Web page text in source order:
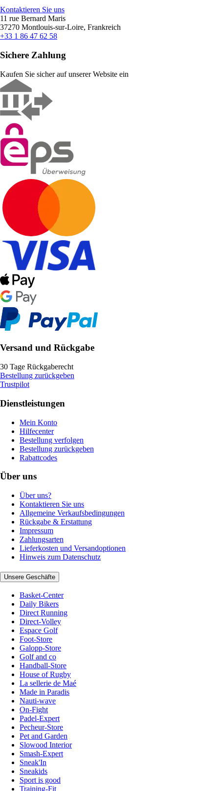
Kontaktieren Sie uns
11 rue Bernard Maris
37270 Montlouis-sur-Loire, Frankreich
+33 1 86 47 62 58
Sichere Zahlung
Kaufen Sie sicher auf unserer Website ein
Versand und Rückgabe
30 Tage Rückgaberecht
Bestellung zurückgeben
Trustpilot
Dienstleistungen
Mein Konto
Hilfecenter
Bestellung verfolgen
Bestellung zurückgeben
Rabattcodes
Über uns
Über uns?
Kontaktieren Sie uns
Allgemeine Verkaufsbedingungen
Rückgabe & Erstattung
Impressum
Zahlungsarten
Lieferkosten und Versandoptionen
Hinweis zum Datenschutz
Unsere Geschäfte
Basket-Center
Daily Bikers
Direct Running
Direct-Volley
Espace Golf
Foot-Store
Galopp-Store
Golf and co
Handball-Store
House of Rugby
La sellerie de Maé
Made in Paradis
Nauti-wave
On-Fight
Padel-Expert
Pecheur-Store
Pet and Garden
Slowood Interior
Smash-Expert
Sneak'In
Sneakids
Sport is good
Training-Fit